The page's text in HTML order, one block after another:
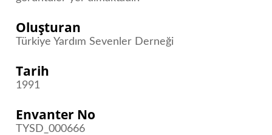
Oluşturan
Türkiye Yardım Sevenler Derneği
Tarih
1991
Envanter No
TYSD_000666